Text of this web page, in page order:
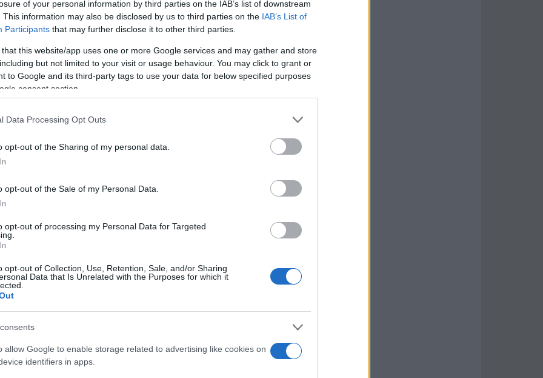
of your personal information by third parties on the IAB’s list of downstream
This information may also be disclosed by us to third parties on the IAB’s List of
Participants that may further disclose it to other third parties.
that this website/app uses one or more Google services and may gather and store
but not limited to your visit or usage behaviour. You may click to grant or
to Google and its third-party tags to use your data for below specified purposes
consent section.
Data Processing Opt Outs
opt-out of the Sharing of my personal data.
opt-out of the Sale of my Personal Data.
opt-out of processing my Personal Data for Targeted
opt-out of Collection, Use, Retention, Sale, and/or Sharing
Data that Is Unrelated with the Purposes for which it
allow Google to enable storage related to advertising like cookies on
identifiers in apps.
che hanno già esperienza nei raduni
nelle amichevoli premondiali ha
c’è l’assenza diMalik Faissalche non
In compenso il gruppo include tre
durante il Six Nations Festival con
di preparazione: il seconda linea